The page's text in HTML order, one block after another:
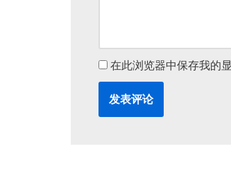
在此浏览器中保存我的